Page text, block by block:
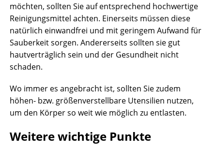
möchten, sollten Sie auf entsprechend hochwertige
Reinigungsmittel achten. Einerseits müssen diese
natürlich einwandfrei und mit geringem Aufwand für
Sauberkeit sorgen. Andererseits sollten sie gut
hautverträglich sein und der Gesundheit nicht
schaden.
Wo immer es angebracht ist, sollten Sie zudem
höhen- bzw. größenverstellbare Utensilien nutzen,
um den Körper so weit wie möglich zu entlasten.
Weitere wichtige Punkte